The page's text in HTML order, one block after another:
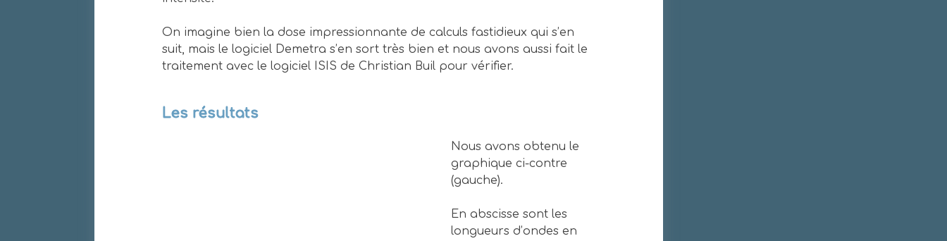
On imagine bien la dose impressionnante de calculs fastidieux qui s’en
suit, mais le logiciel Demetra s’en sort très bien et nous avons aussi fait le
traitement avec le logiciel ISIS de Christian Buil pour vérifier.
Les résultats
Nous avons obtenu le
graphique ci-contre
(gauche).
En abscisse sont les
longueurs d’ondes en